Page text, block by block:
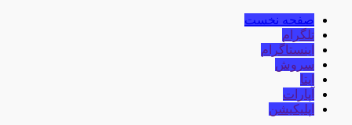
صفحه نخست
تلگرام
اینستاگرام
سروش
ایتا
آپارات
اپلیکیشن